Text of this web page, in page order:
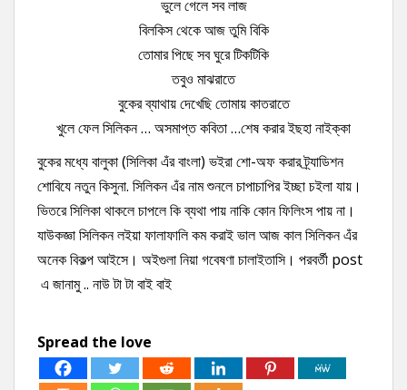
ভুলে গেলে সব লাজ
বিলকিস থেকে আজ তুমি বিকি
তোমার পিছে সব ঘুরে টিকটিকি
তবুও মাঝরাতে
বুকের ব্যাথায় দেখেছি তোমায় কাতরাতে
খুলে ফেল সিলিকন … অসমাপ্ত কবিতা …শেষ করার ইছহা নাইক্কা
বুকের মধ্যে বালুকা (সিলিকা এঁর বাংলা) ভইরা শো-অফ করার ট্র্যাডিশন
শোবিযে নতুন কিসুনা. সিলিকন এঁর নাম শুনলে চাপাচাপির ইচ্ছা চইলা যায়।
ভিতরে সিলিকা থাকলে চাপলে কি ব্যথা পায় নাকি কোন ফিলিংস পায় না।
যাউকজ্ঞা সিলিকন লইয়া ফালাফালি কম করাই ভাল আজ কাল সিলিকন এঁর
অনেক বিকল্প আইসে। অইগুলা নিয়া গবেষণা চালাইতাসি। পরবর্তী post
এ জানামু .. নাউ টা টা বাই বাই
Spread the love